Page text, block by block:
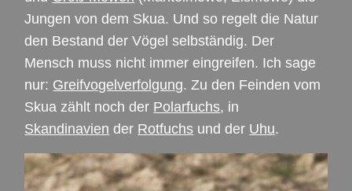
Jungen von dem Skua. Und so regelt die Natur
den Bestand der Vögel selbständig. Der
Mensch muss nicht immer eingreifen. Ich sage
nur: Greifvogelverfolgung. Zu den Feinden vom
Skua zählt noch der Polarfuchs, in
Skandinavien der Rotfuchs und der Uhu.